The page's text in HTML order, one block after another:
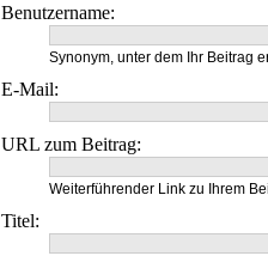
Benutzername:
Synonym, unter dem Ihr Beitrag
E-Mail:
URL zum Beitrag:
Weiterführender Link zu Ihrem
Titel: